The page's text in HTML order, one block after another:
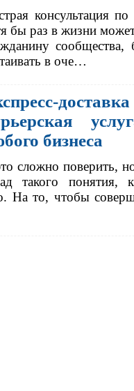
консультация
бы раз в жизни
сообщества,
в оче…
бизнеса
сложно поверить,
такого понятия,
На то, чтобы